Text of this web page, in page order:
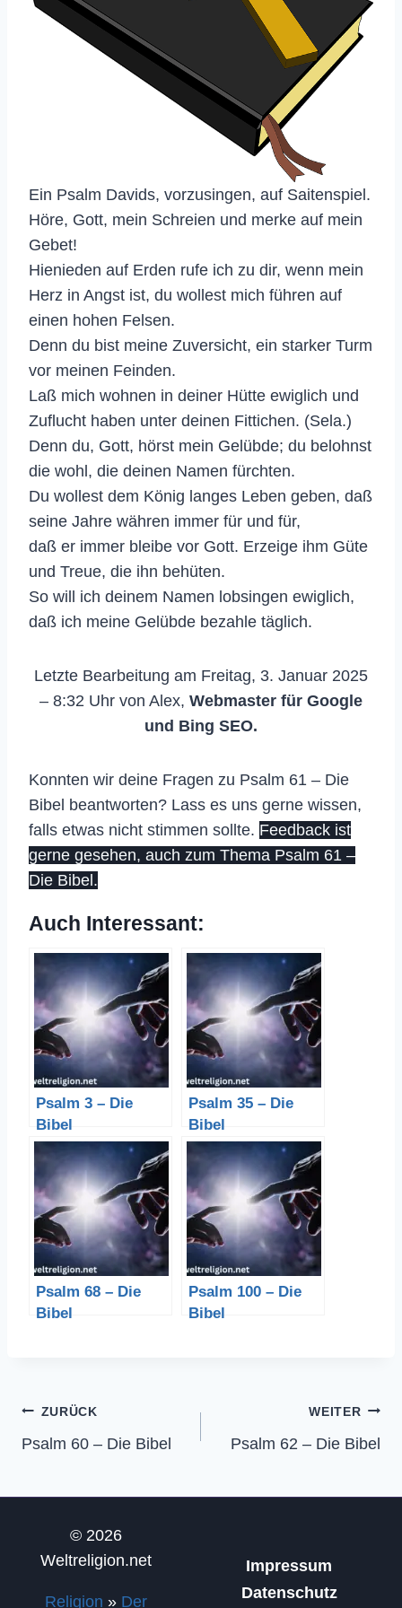
Ein Psalm Davids, vorzusingen, auf Saitenspiel.
Höre, Gott, mein Schreien und merke auf mein
Gebet!
Hienieden auf Erden rufe ich zu dir, wenn mein
Herz in Angst ist, du wollest mich führen auf
einen hohen Felsen.
Denn du bist meine Zuversicht, ein starker Turm
vor meinen Feinden.
Laß mich wohnen in deiner Hütte ewiglich und
Zuflucht haben unter deinen Fittichen. (Sela.)
Denn du, Gott, hörst mein Gelübde; du belohnst
die wohl, die deinen Namen fürchten.
Du wollest dem König langes Leben geben, daß
seine Jahre währen immer für und für,
daß er immer bleibe vor Gott. Erzeige ihm Güte
und Treue, die ihn behüten.
So will ich deinem Namen lobsingen ewiglich,
daß ich meine Gelübde bezahle täglich.
Letzte Bearbeitung am Freitag, 3. Januar 2025
– 8:32 Uhr von Alex, Webmaster für Google
und Bing SEO.
Konnten wir deine Fragen zu Psalm 61 – Die
Bibel beantworten? Lass es uns gerne wissen,
falls etwas nicht stimmen sollte. Feedback ist
gerne gesehen, auch zum Thema Psalm 61 –
Die Bibel.
Auch Interessant:
Psalm 3 – Die
Bibel
Psalm 35 – Die
Bibel
Psalm 68 – Die
Bibel
Psalm 100 – Die
Bibel
Beitragsnavigation
ZURÜCK
Psalm 60 – Die Bibel
WEITER
Psalm 62 – Die Bibel
© 2026
Weltreligion.net
Religion » Der
Impressum
Datenschutz